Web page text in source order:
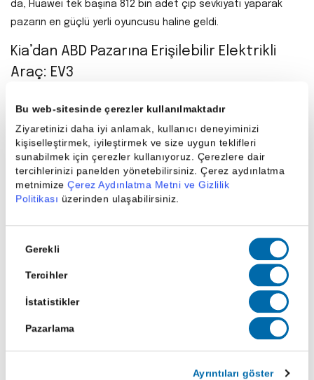
Bu web-sitesinde çerezler kullanılmaktadır
Ziyaretinizi daha iyi anlamak, kullanıcı deneyiminizi
kişiselleştirmek, iyileştirmek ve size uygun teklifleri
sunabilmek için çerezler kullanıyoruz. Çerezlere dair
tercihlerinizi panelden yönetebilirsiniz. Çerez aydınlatma
metnimize Çerez Aydınlatma Metni ve Gizlilik
Politikası üzerinden ulaşabilirsiniz.
Seçimi
Gerekli
Tercihler
İstatistikler
Pazarlama
Ayrıntıları göster
da, Huawei tek başına 812 bin adet çip sevkiyatı yaparak
pazarın en güçlü yerli oyuncusu haline geldi.
Kia’dan ABD Pazarına Erişilebilir Elektrikli
Araç: EV3
nesil subkompakt crossover modeli EV3'ü ABD'de satışa
sunmaya hazırlanıyor. 2026 sonunda piyasaya çıkacak olan
EV3, yaklaşık 320 mil (515 km) menzil sunan batarya
seçenekleriyle Chevrolet Bolt ve Nissan Leaf gibi modellere
rakip olacak. Kia, bu hamleyle EV pazarındaki daralmayı daha
uygun fiyatlı modellerle aşmayı hedefliyor.
Wipro’da Liderlik Değişimi: AI Birimi Kuruldu
Hindistanlı teknoloji devi Wipro, organizasyon yapısında büyük
bir revizyona giderek "AI-Native Business & Platforms" birimini
kurdu ve başına Nagendra Bandaru’yu atadı. Şirket bu
hamleyle yapay zekâ odaklı dönüşüme hız verirken, aynı
zamanda stratejik "Americas 2" biriminin başındaki Suzanne
değişim, Wipro'nun küresel operasyonlarını AI odaklı yeniden